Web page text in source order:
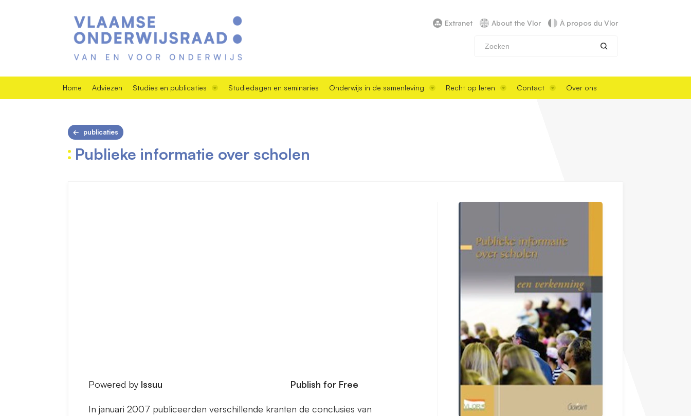
Extranet About the Vlor À propos du Vlor
Home Adviezen Studies en publicaties Studiedagen en seminaries Onderwijs in de samenleving Recht op leren Contact Over ons
publicaties
Publieke informatie over scholen
Powered by Issuu Publish for Free
In januari 2007 publiceerden verschillende kranten de conclusies van